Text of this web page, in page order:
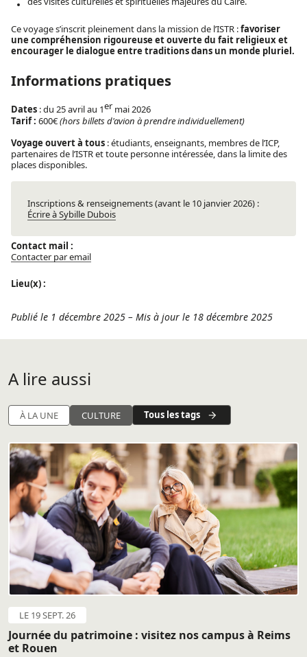
Ce voyage s’inscrit pleinement dans la mission de l’ISTR :favoriser
une compréhension rigoureuse et ouverte du fait religieux et
encourager le dialogue entre traditions dans un monde pluriel.
Informations pratiques
Dates : du 25 avril au 1er mai 2026
Tarif : 600€(hors billets d'avion à prendre individuellement)
Voyage ouvert à tous : étudiants, enseignants, membres de l’ICP,
partenaires de l’ISTR et toute personne intéressée, dans la limite des
places disponibles.
Inscriptions & renseignements (avant le 10 janvier 2026) :
Écrire à Sybille Dubois
Contact mail :
Contacter par email
Lieu(x) :
Publié le 1 décembre 2025 – Mis à jour le 18 décembre 2025
A lire aussi
À LA UNE CULTURE Tous les tags
LE 19 SEPT. 26
Journée du patrimoine : visitez nos campus à Reims
et Rouen